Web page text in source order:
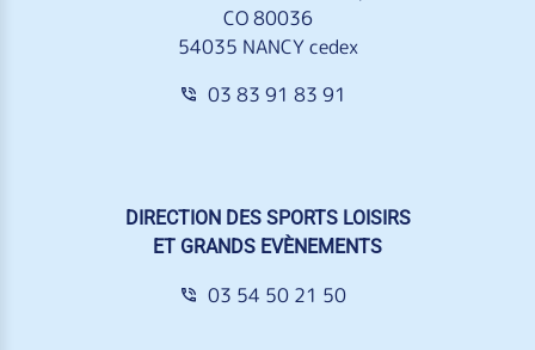
CO 80036
54035 NANCY cedex
03 83 91 83 91
DIRECTION DES SPORTS LOISIRS
ET GRANDS EVÈNEMENTS
03 54 50 21 50